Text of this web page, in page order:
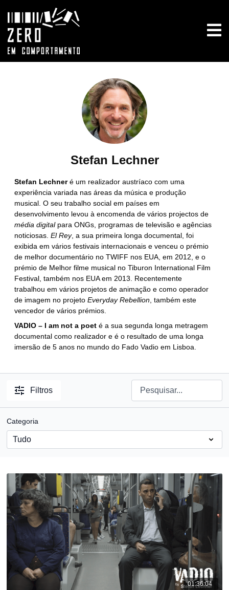
Stefan Lechner
Stefan Lechneré um realizador austríaco com uma
experiência variada nas áreas da música e produção
musical. O seu trabalho social em países em
desenvolvimento levou à encomenda de vários projectos de
média digitalpara ONGs, programas de televisão e agências
noticiosas.El Rey, a sua primeira longa documental, foi
exibida em vários festivais internacionais e venceu o prémio
de melhor documentário no TWIFF nos EUA, em 2012, e o
prémio de Melhor filme musical no Tiburon International Film
Festival, também nos EUA em 2013. Recentemente
trabalhou em vários projetos de animação e como operador
de imagem no projetoEveryday Rebellion , também este
vencedor de vários prémios.
VADIO – I am not a poet é a sua segunda longa metragem
documental como realizador e é o resultado de uma longa
imersão de 5 anos no mundo do Fado Vadio em Lisboa.
Filtros
Categoria
01:36:04